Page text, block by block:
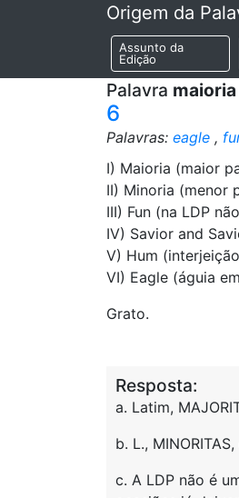
Origem da
Assunto da
Edição
Palavra maioria
6
Palavras: eagle ,
I) Maioria (maior
II) Minoria (menor
III) Fun (na LDP
IV) Savior and
V) Hum
VI) Eagle (águia
Grato.
Resposta:
a. Latim,
b. L.,
c. A LDP não é